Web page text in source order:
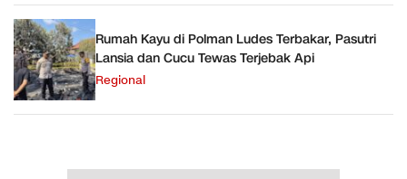
Rumah Kayu di Polman Ludes Terbakar, Pasutri
Lansia dan Cucu Tewas Terjebak Api
Regional